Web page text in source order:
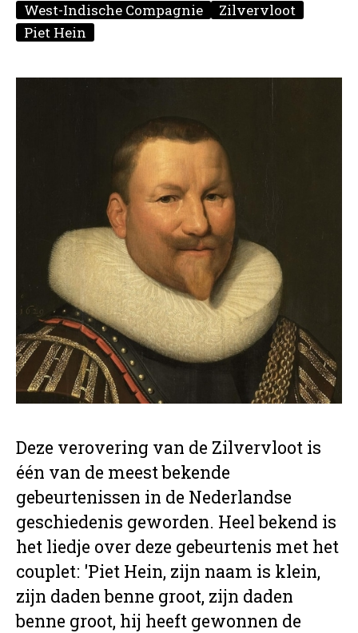
West-Indische Compagnie
Zilvervloot
Piet Hein
Deze verovering van de Zilvervloot is
één van de meest bekende
gebeurtenissen in de Nederlandse
geschiedenis geworden. Heel bekend is
het liedje over deze gebeurtenis met het
couplet: 'Piet Hein, zijn naam is klein,
zijn daden benne groot, zijn daden
benne groot, hij heeft gewonnen de